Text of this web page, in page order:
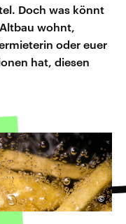
Doch was könnt
wohnt,
oder euer
hat, diesen
©